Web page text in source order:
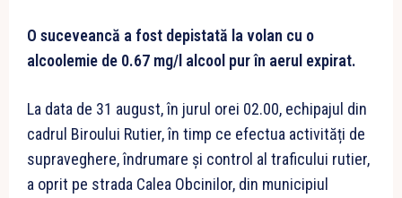
O suceveancă a fost depistată la volan cu o
alcoolemie de 0.67 mg/l alcool pur în aerul expirat.
La data de 31 august, în jurul orei 02.00, echipajul din
cadrul Biroului Rutier, în timp ce efectua activități de
supraveghere, îndrumare și control al traficului rutier,
a oprit pe strada Calea Obcinilor, din municipiul